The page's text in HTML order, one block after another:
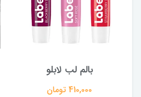
بالم لب لابلو
410,000 تومان